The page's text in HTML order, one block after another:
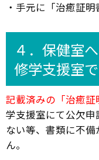
・手元に「治癒証明
４．保健室
修学支援室
記載済みの「治癒
学支援室にて公欠
ない等、書類に不
ん。